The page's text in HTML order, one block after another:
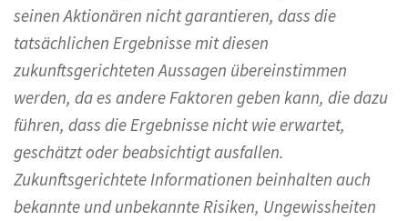
seinen Aktionären nicht garantieren, dass die
tatsächlichen Ergebnisse mit diesen
zukunftsgerichteten Aussagen übereinstimmen
werden, da es andere Faktoren geben kann, die dazu
führen, dass die Ergebnisse nicht wie erwartet,
geschätzt oder beabsichtigt ausfallen.
Zukunftsgerichtete Informationen beinhalten auch
bekannte und unbekannte Risiken, Ungewissheiten